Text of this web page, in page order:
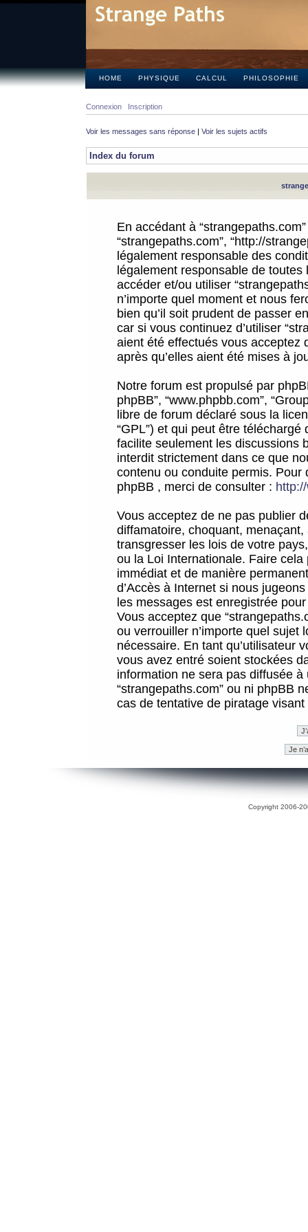
HOME PHYSIQUE CALCUL PHILOSOPHIE
Connexion Inscription
Voir les messages sans réponse | Voir les sujets actifs
Index du forum
En accédant à
“strangepaths.com”, “http://
légalement responsable des
légalement responsable de
accéder et/ou utiliser
n’importe quel moment et nous
bien qu’il soit prudent de passer
car si vous continuez d’utiliser
aient été effectués vous acceptez
après qu’elles aient été mises à
Notre forum est propulsé par
phpBB”, “www.phpbb.com”,
libre de forum déclaré sous la
“GPL”) et qui peut être téléchargé
facilite seulement les discussions
interdit strictement dans ce que
contenu ou conduite permis.
phpBB , merci de consulter :
Vous acceptez de ne pas publier
diffamatoire, choquant,
transgresser les lois de votre
ou la Loi Internationale. Faire
immédiat et de manière
d’Accès à Internet si nous
les messages est enregistrée
Vous acceptez que
ou verrouiller n’importe quel sujet
nécessaire. En tant qu’utilisateur
vous avez entré soient stockées
information ne sera pas diffusée
“strangepaths.com” ou ni phpBB
cas de tentative de piratage
Copyright 2006-